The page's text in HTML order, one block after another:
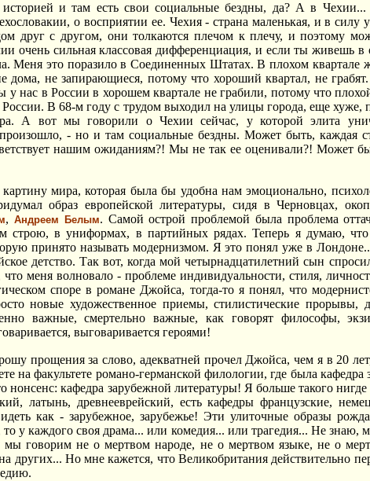
историей и там есть свои социальные бездны, да? А в
о восприятии ее. Чехия - страна маленькая, и в силу
друг с другом, они толкаются плечом к плечу, и поэтому
очень сильная классовая дифференциация, и если ты живешь
Меня это поразило в Соединенных Штатах. В плохом квартале
дома, не запирающиеся, потому что хороший квартал, не
нас в России в хорошем квартале не грабили, потому что
В 68-м году с трудом выходил на улицы города, еще хуже,
А вот мы говорили о Чехии сейчас, у которой элита
- но и там социальные бездны. Может быть, каждая
нашим ожиданиям?! Мы не так ее оценивали?! Может
мира, которая была бы удобна нам эмоционально,
образ европейской литературы, сидя в Черновцах,
, Андреем Белым. Самой острой проблемой была проблема
строю, в униформах, в партийных рядах. Теперь я думаю, что
принято называть модернизмом. Я это понял уже в
детство. Так вот, когда мой четырнадцатилетний сын
меня волновало - проблеме индивидуальности, стиля,
споре в романе Джойса, тогда-то я понял, что
новые художественное приемы, стилистические прорывы,
важные, смертельно важные, как говорят философы,
выговаривается героями!
прощения за слово, адекватней прочел Джойса, чем я в 20
на факультете романо-германской филологии, где была
нонсенс: кафедра зарубежной литературы! Я больше такого
латынь, древнееврейский, есть кафедры французские,
как - зарубежное, зарубежье! Эти улиточные образы
у каждого своя драма... или комедия... или трагедия... Не знаю,
мы говорим не о мертвом народе, не о мертвом языке, не о
других... Но мне кажется, что Великобритания действительно